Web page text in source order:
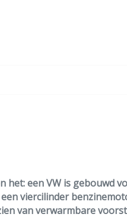
het: een VW is gebouwd
viercilinder
van verwarmbare